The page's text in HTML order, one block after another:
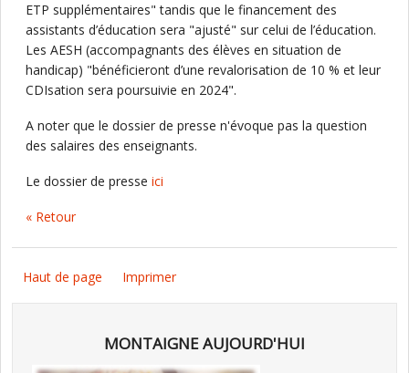
ETP supplémentaires" tandis que le financement des
assistants d’éducation sera "ajusté" sur celui de l’éducation.
Les AESH (accompagnants des élèves en situation de
handicap) "bénéficieront d’une revalorisation de 10 % et leur
CDIsation sera poursuivie en 2024".
A noter que le dossier de presse n'évoque pas la question
des salaires des enseignants.
Le dossier de presse ici
« Retour
Haut de page Imprimer
MONTAIGNE AUJOURD'HUI